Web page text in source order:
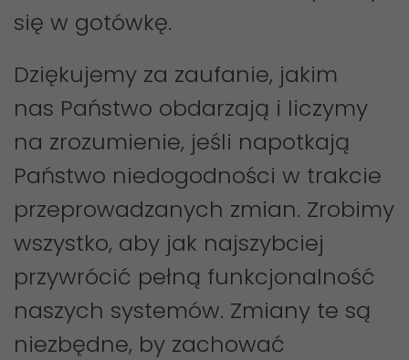
się w gotówkę.
Dziękujemy za zaufanie, jakim
nas Państwo obdarzają i liczymy
na zrozumienie, jeśli napotkają
Państwo niedogodności w trakcie
przeprowadzanych zmian. Zrobimy
wszystko, aby jak najszybciej
przywrócić pełną funkcjonalność
naszych systemów. Zmiany te są
niezbędne, by zachować